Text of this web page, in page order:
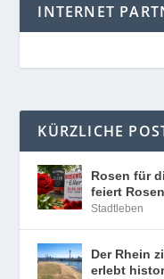
INTERNET
KÜRZLICHE
Rosen für
feiert
Stadtleben
Der Rhein
erlebt